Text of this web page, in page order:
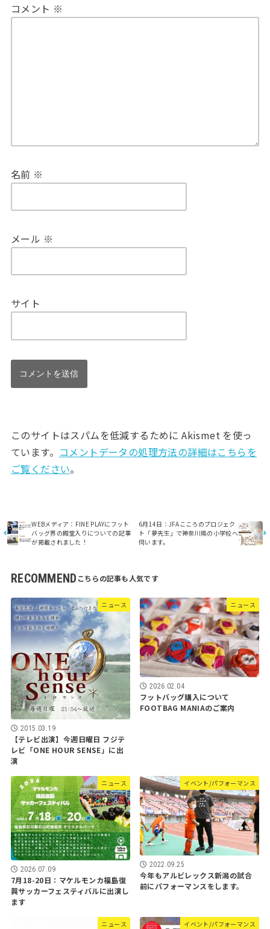
コメント ※
名前 ※
メール ※
サイト
このサイトはスパムを低減するために Akismet を使っ
ています。 コメントデータの処理方法の詳細はこちらを
ご覧ください。
WEBメディア：FINE PLAYにフット
バッグ界の殿堂入りについての記事
が掲載されました！
6月14日：JFAこころのプロジェク
ト「夢先生」で神奈川県の小学校へ
伺います。
RECOMMEND
ニュース
2015.03.19
【テレビ出演】今週日曜日 フジテ
レビ「ONE HOUR SENSE」に出
演
ニュース
2026.02.04
フットバッグ購入について
FOOTBAG MANIAのご案内
ニュース
2026.07.09
7月18-20日：マケルモンカ福島復
興サッカーフェスティバルに出演し
ます
イベント/パフォーマンス
2022.09.25
今年もアルビレックス新潟の試合
前にパフォーマンスをします。
ニュース イベント/パフォーマンス